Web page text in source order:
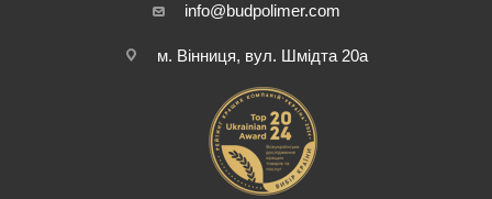
info@budpolimer.com
м. Вінниця, вул. Шмідта 20а